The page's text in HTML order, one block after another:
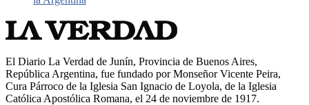
El Diario La Verdad de Junín, Provincia de Buenos Aires,
República Argentina, fue fundado por Monseñor Vicente Peira,
Cura Párroco de la Iglesia San Ignacio de Loyola, de la Iglesia
Católica Apostólica Romana, el 24 de noviembre de 1917.